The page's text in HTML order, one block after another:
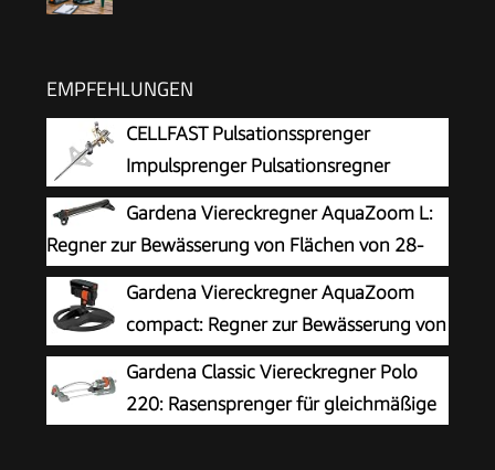
EMPFEHLUNGEN
CELLFAST Pulsationssprenger
Impulsprenger Pulsationsregner
Professionell Gartensprinkler
Rasensprenger Aus Metall Für Rasen Blumen
Pflanzen Stufenregulierung Lux Ideal
Gardena Viereckregner AquaZoom L:
Regner zur Bewässerung von Flächen von 28-
350 m², Reichweite 7-21 m, Sprengweite 4-17
m, integrierter Metallfilter (18714-88)
Gardena Viereckregner AquaZoom
compact: Regner zur Bewässerung von
Nutzflächen von 9-216 m², Reichweite 3-18 m,
Sprengweite 3-12 m, integrierter Innenfilter
(18708-20)
Gardena Classic Viereckregner Polo
220: Rasensprenger für gleichmäßige